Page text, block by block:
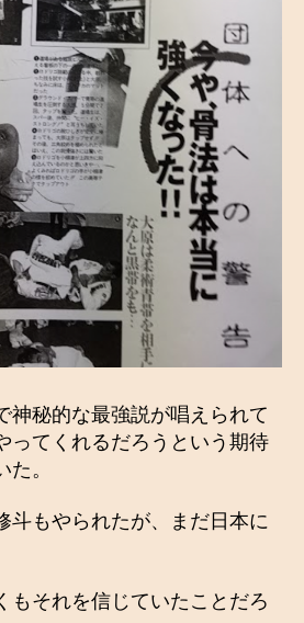
神秘的な最強説が唱えられて
ってくれるだろうという期待
。
斗もやられたが、まだ日本に
もそれを信じていたことだろ